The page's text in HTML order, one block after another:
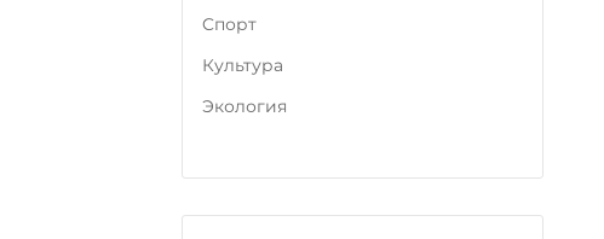
Cпорт
Культура
Экология